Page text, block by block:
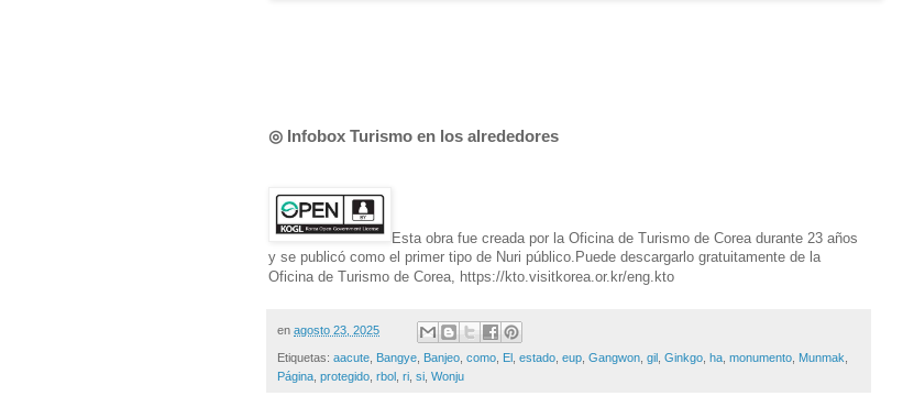
◎ Infobox Turismo en los alrededores
Esta obra fue creada por la Oficina de Turismo de Corea durante 23 años
y se publicó como el primer tipo de Nuri público.Puede descargarlo gratuitamente de la
Oficina de Turismo de Corea, https://kto.visitkorea.or.kr/eng.kto
en agosto 23, 2025
Etiquetas: aacute Bangye Banjeo como El estado eup Gangwon gil Ginkgo ha monumento Munmak
Página protegido rbol ri si Wonju